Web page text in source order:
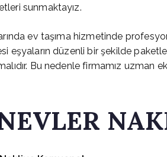
sunmaktayız.
ev taşıma hizmetinde
eşyaların düzenli bir şekilde
Bu nedenle firmamız